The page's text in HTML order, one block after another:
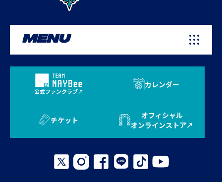
MENU
公式ファンクラブ
カレンダー
チケット
オフィシャル
オンラインストア